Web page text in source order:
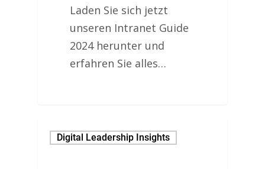
Laden Sie sich jetzt
unseren Intranet Guide
2024 herunter und
erfahren Sie alles…
Digital Leadership Insights